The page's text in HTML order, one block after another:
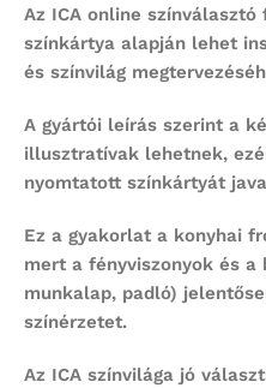
Az ICA online
színkártya alapján lehet
és színvilág
A gyártói leírás szerint a
illusztratívak lehetnek,
nyomtatott színkártyát
Ez a gyakorlat a konyhai
mert a fényviszonyok és a
munkalap, padló)
színérzetet.
Az ICA színvilága jó